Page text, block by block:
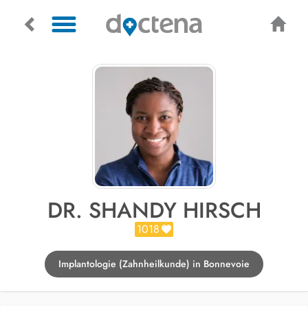
DR. SHANDY HIRSCH
1018
Implantologie (Zahnheilkunde) in Bonnevoie